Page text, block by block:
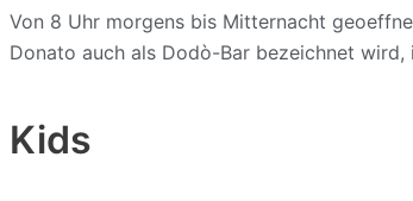
Von 8 Uhr morgens bis Mitternacht
Donato auch als Dodò-Bar bezeichnet wird,
Kids